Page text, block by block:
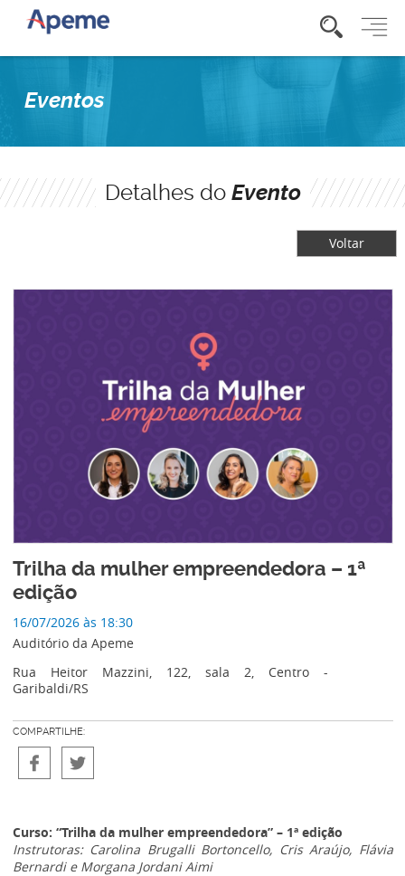
Eventos
Detalhes do Evento
Voltar
Trilha da mulher empreendedora – 1ª
edição
16/07/2026 às 18:30
Auditório da Apeme
Rua Heitor Mazzini, 122, sala 2, Centro -
Garibaldi/RS
COMPARTILHE:
Curso: “Trilha da mulher empreendedora” – 1ª edição
Instrutoras: Carolina Brugalli Bortoncello, Cris Araújo, Flávia
Bernardi e Morgana Jordani Aimi